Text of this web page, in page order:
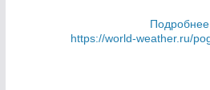
Подробнее
https://world-weather.ru/